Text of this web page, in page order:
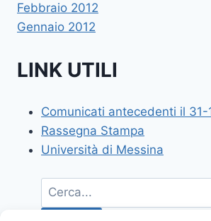
Febbraio 2012
Gennaio 2012
LINK UTILI
Comunicati antecedenti il 31-
Rassegna Stampa
Università di Messina